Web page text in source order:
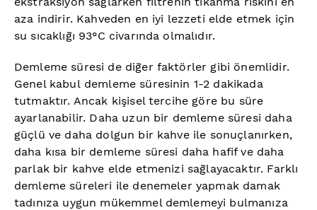
aza indirir. Kahveden en iyi lezzeti elde etmek için
su sıcaklığı 93°C civarında olmalıdır.
Demleme süresi de diğer faktörler gibi önemlidir.
Genel kabul demleme süresinin 1-2 dakikada
tutmaktır. Ancak kişisel tercihe göre bu süre
ayarlanabilir. Daha uzun bir demleme süresi daha
güçlü ve daha dolgun bir kahve ile sonuçlanırken,
daha kısa bir demleme süresi daha hafif ve daha
parlak bir kahve elde etmenizi sağlayacaktır. Farklı
demleme süreleri ile denemeler yapmak damak
tadınıza uygun mükemmel demlemeyi bulmanıza